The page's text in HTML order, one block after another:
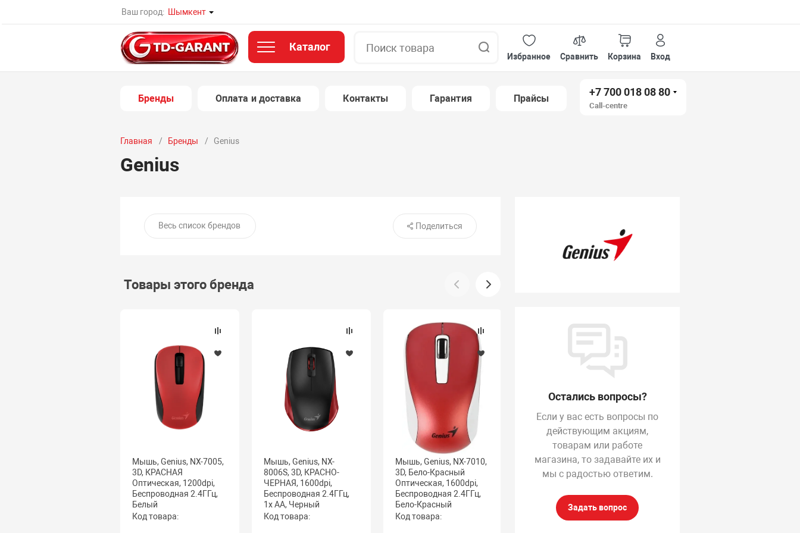
Ваш город: Шымкент
Каталог
Избранное
Сравнить Корзина Вход
Бренды Оплата и доставка Контакты Гарантия Прайсы
+7 700 018 08 80
Call-centre
Главная Бренды Genius
Genius
Весь список брендов Поделиться
Товары этого бренда
Мышь, Genius, NX-7005,
3D, КРАСНАЯ
Оптическая, 1200dpi,
Беcпроводная 2.4ГГц,
Белый
Код товара:
Мышь, Genius, NX-
8006S, 3D, КРАСНО-
ЧЕРНАЯ, 1600dpi,
Беcпроводная 2.4ГГц,
1x AA, Черный
Код товара:
Мышь, Genius, NX-7010,
3D, Бело-Красный
Оптическая, 1600dpi,
Беcпроводная 2.4ГГц,
Бело-Красный
Код товара:
Мышь, Genius, NX-7010,
3D, Бело-Голубой
Беcпроводная 2.4ГГц,
Бело-Голубой
Код товара:
Мышь, Genius, NX-7005,
Остались вопросы?
Если у вас есть вопросы по
действующим акциям,
товарам или работе
магазина, то задавайте их и
мы с радостью ответим.
Задать вопрос